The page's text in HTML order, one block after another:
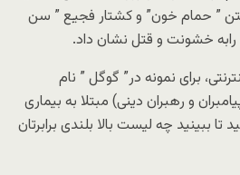
” حمام خون” و کشتار فجیع ” سن
رابه خشونت و قتل نشان داد.
برای نمونه در” گوگل ” نام
و رهبران دینی) مبتلا به بیماری
تا ببینید چه لیست بالا بلندی برابرتان